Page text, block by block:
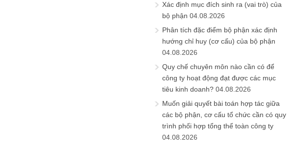
Xác định mục đích sinh ra (vai trò) của
bộ phận 04.08.2026
Phân tích đặc điểm bộ phận xác định
hướng chỉ huy (cơ cấu) của bộ phận
04.08.2026
Quy chế chuyên môn nào cần có để
công ty hoạt động đạt được các mục
tiêu kinh doanh? 04.08.2026
Muốn giải quyết bài toán hợp tác giữa
các bộ phận, cơ cấu tổ chức cần có quy
trình phối hợp tổng thể toàn công ty
04.08.2026